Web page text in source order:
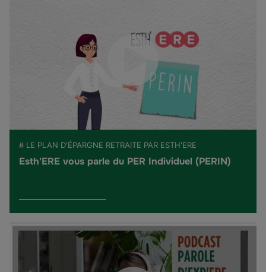
# LE PLAN D'ÉPARGNE RETRAITE PAR ESTH'ERE
Esth'ERE vous parle du PER Individuel (PERIN)